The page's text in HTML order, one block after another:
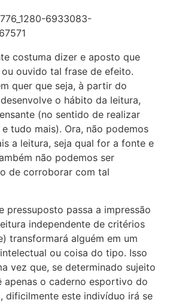
costuma dizer e aposto que
ouvido tal frase de efeito.
quer que seja, à partir do
o hábito da leitura,
(no sentido de realizar
tudo mais). Ora, não podemos
a leitura, seja qual for a fonte e
não podemos ser
de corroborar com tal
pressuposto passa a impressão
independente de critérios
transformará alguém em um
ou coisa do tipo. Isso
vez que, se determinado sujeito
apenas o caderno esportivo do
dificilmente este indivíduo irá se